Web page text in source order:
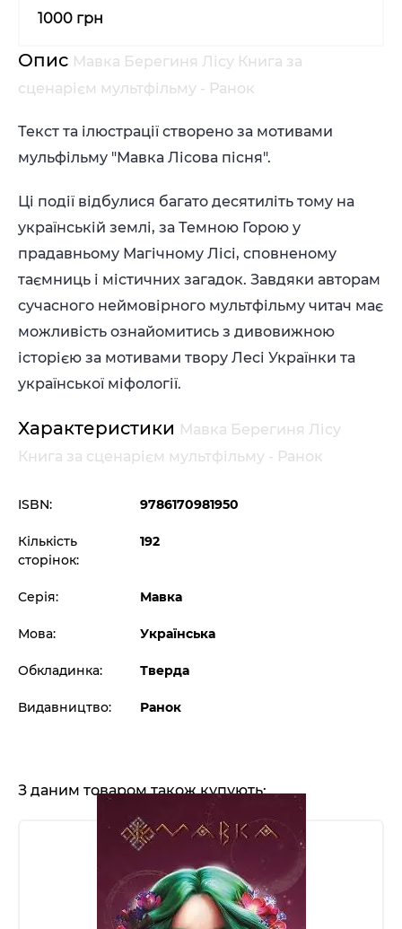
1000 грн
Опис Мавка Берегиня Лісу Книга за
сценарієм мультфільму - Ранок
Текст та ілюстрації створено за мотивами
мульфільму "Мавка Лісова пісня".
Ці події відбулися багато десятиліть тому на
українській землі, за Темною Горою у
прадавньому Магічному Лісі, сповненому
таємниць і містичних загадок. Завдяки авторам
сучасного неймовірного мультфільму читач має
можливість ознайомитись з дивовижною
історією за мотивами твору Лесі Українки та
української міфології.
Характеристики Мавка Берегиня Лісу
Книга за сценарієм мультфільму - Ранок
ISBN: 9786170981950
Кількість
сторінок:
192
Серія: Мавка
Мова: Українська
Обкладинка: Тверда
Видавництво: Ранок
З даним товаром також купують: